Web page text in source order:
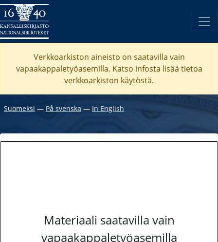
Verkkoarkiston aineisto on saatavilla vain
vapaakappaletyöasemilla. Katso infosta lisää tietoa
verkkoarkiston käytöstä.
Suomeksi ― På svenska ― In English
Materiaali saatavilla vain
vapaakappaletyöasemilla